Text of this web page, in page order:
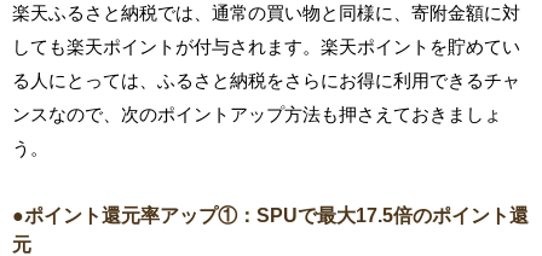
楽天ふるさと納税では、通常の買い物と同様に、寄附金額に対
しても楽天ポイントが付与されます。楽天ポイントを貯めてい
る人にとっては、ふるさと納税をさらにお得に利用できるチャ
ンスなので、次のポイントアップ方法も押さえておきましょ
う。
●ポイント還元率アップ①：SPUで最大17.5倍のポイント還
元